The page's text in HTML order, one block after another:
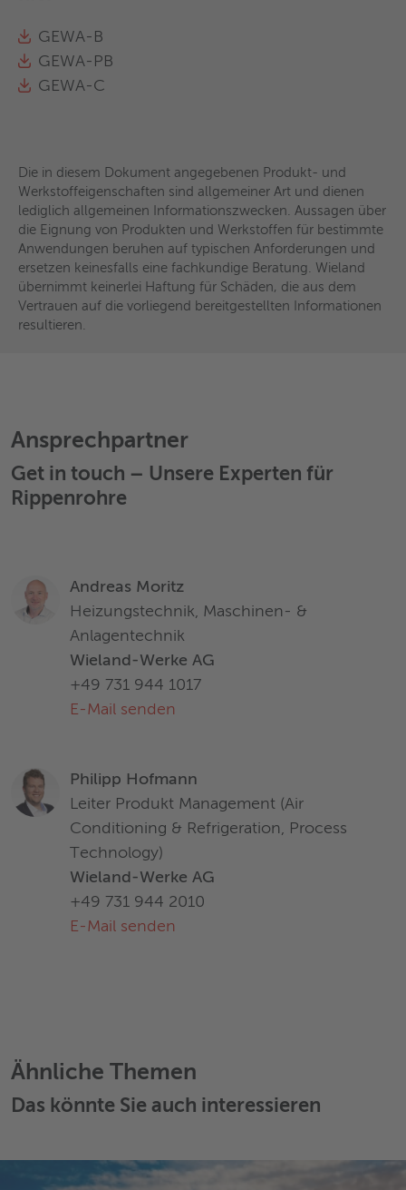
GEWA-B
GEWA-PB
GEWA-C
Die in diesem Dokument angegebenen Produkt- und
Werkstoffeigenschaften sind allgemeiner Art und dienen
lediglich allgemeinen Informationszwecken. Aussagen über
die Eignung von Produkten und Werkstoffen für bestimmte
Anwendungen beruhen auf typischen Anforderungen und
ersetzen keinesfalls eine fachkundige Beratung. Wieland
übernimmt keinerlei Haftung für Schäden, die aus dem
Vertrauen auf die vorliegend bereitgestellten Informationen
resultieren.
Ansprechpartner
Get in touch – Unsere Experten für
Rippenrohre
Andreas Moritz
Heizungstechnik, Maschinen- &
Anlagentechnik
Wieland-Werke AG
+49 731 944 1017
E-Mail senden
Philipp Hofmann
Leiter Produkt Management (Air
Conditioning & Refrigeration, Process
Technology)
Wieland-Werke AG
+49 731 944 2010
E-Mail senden
Ähnliche Themen
Das könnte Sie auch interessieren